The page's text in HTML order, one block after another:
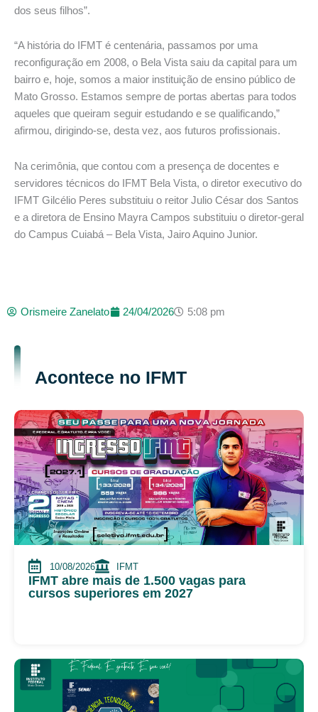
dos seus filhos”.
“A história do IFMT é centenária, passamos por uma
reconfiguração em 2008, o Bela Vista saiu da capital para um
bairro e, hoje, somos a maior instituição de ensino público de
Mato Grosso. Estamos sempre de portas abertas para todos
aqueles que queiram seguir estudando e se qualificando,”
afirmou, dirigindo-se, desta vez, aos futuros profissionais.
Na cerimônia, que contou com a presença de docentes e
servidores técnicos do IFMT Bela Vista, o diretor executivo do
IFMT Gilcélio Peres substituiu o reitor Julio César dos Santos
e a diretora de Ensino Mayra Campos substituiu o diretor-geral
do Campus Cuiabá – Bela Vista, Jairo Aquino Junior.
Orismeire Zanelato 24/04/2026 5:08 pm
Acontece no IFMT
10/08/2026 IFMT
IFMT abre mais de 1.500 vagas para
cursos superiores em 2027